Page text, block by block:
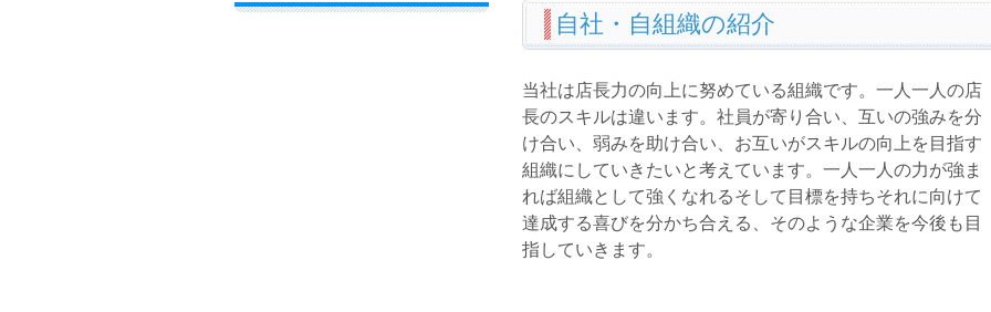
自社・自組織の紹介
当社は店長力の向上に努めている組織です。一人一人の店
長のスキルは違います。社員が寄り合い、互いの強みを分
け合い、弱みを助け合い、お互いがスキルの向上を目指す
組織にしていきたいと考えています。一人一人の力が強ま
れば組織として強くなれるそして目標を持ちそれに向けて
達成する喜びを分かち合える、そのような企業を今後も目
指していきます。